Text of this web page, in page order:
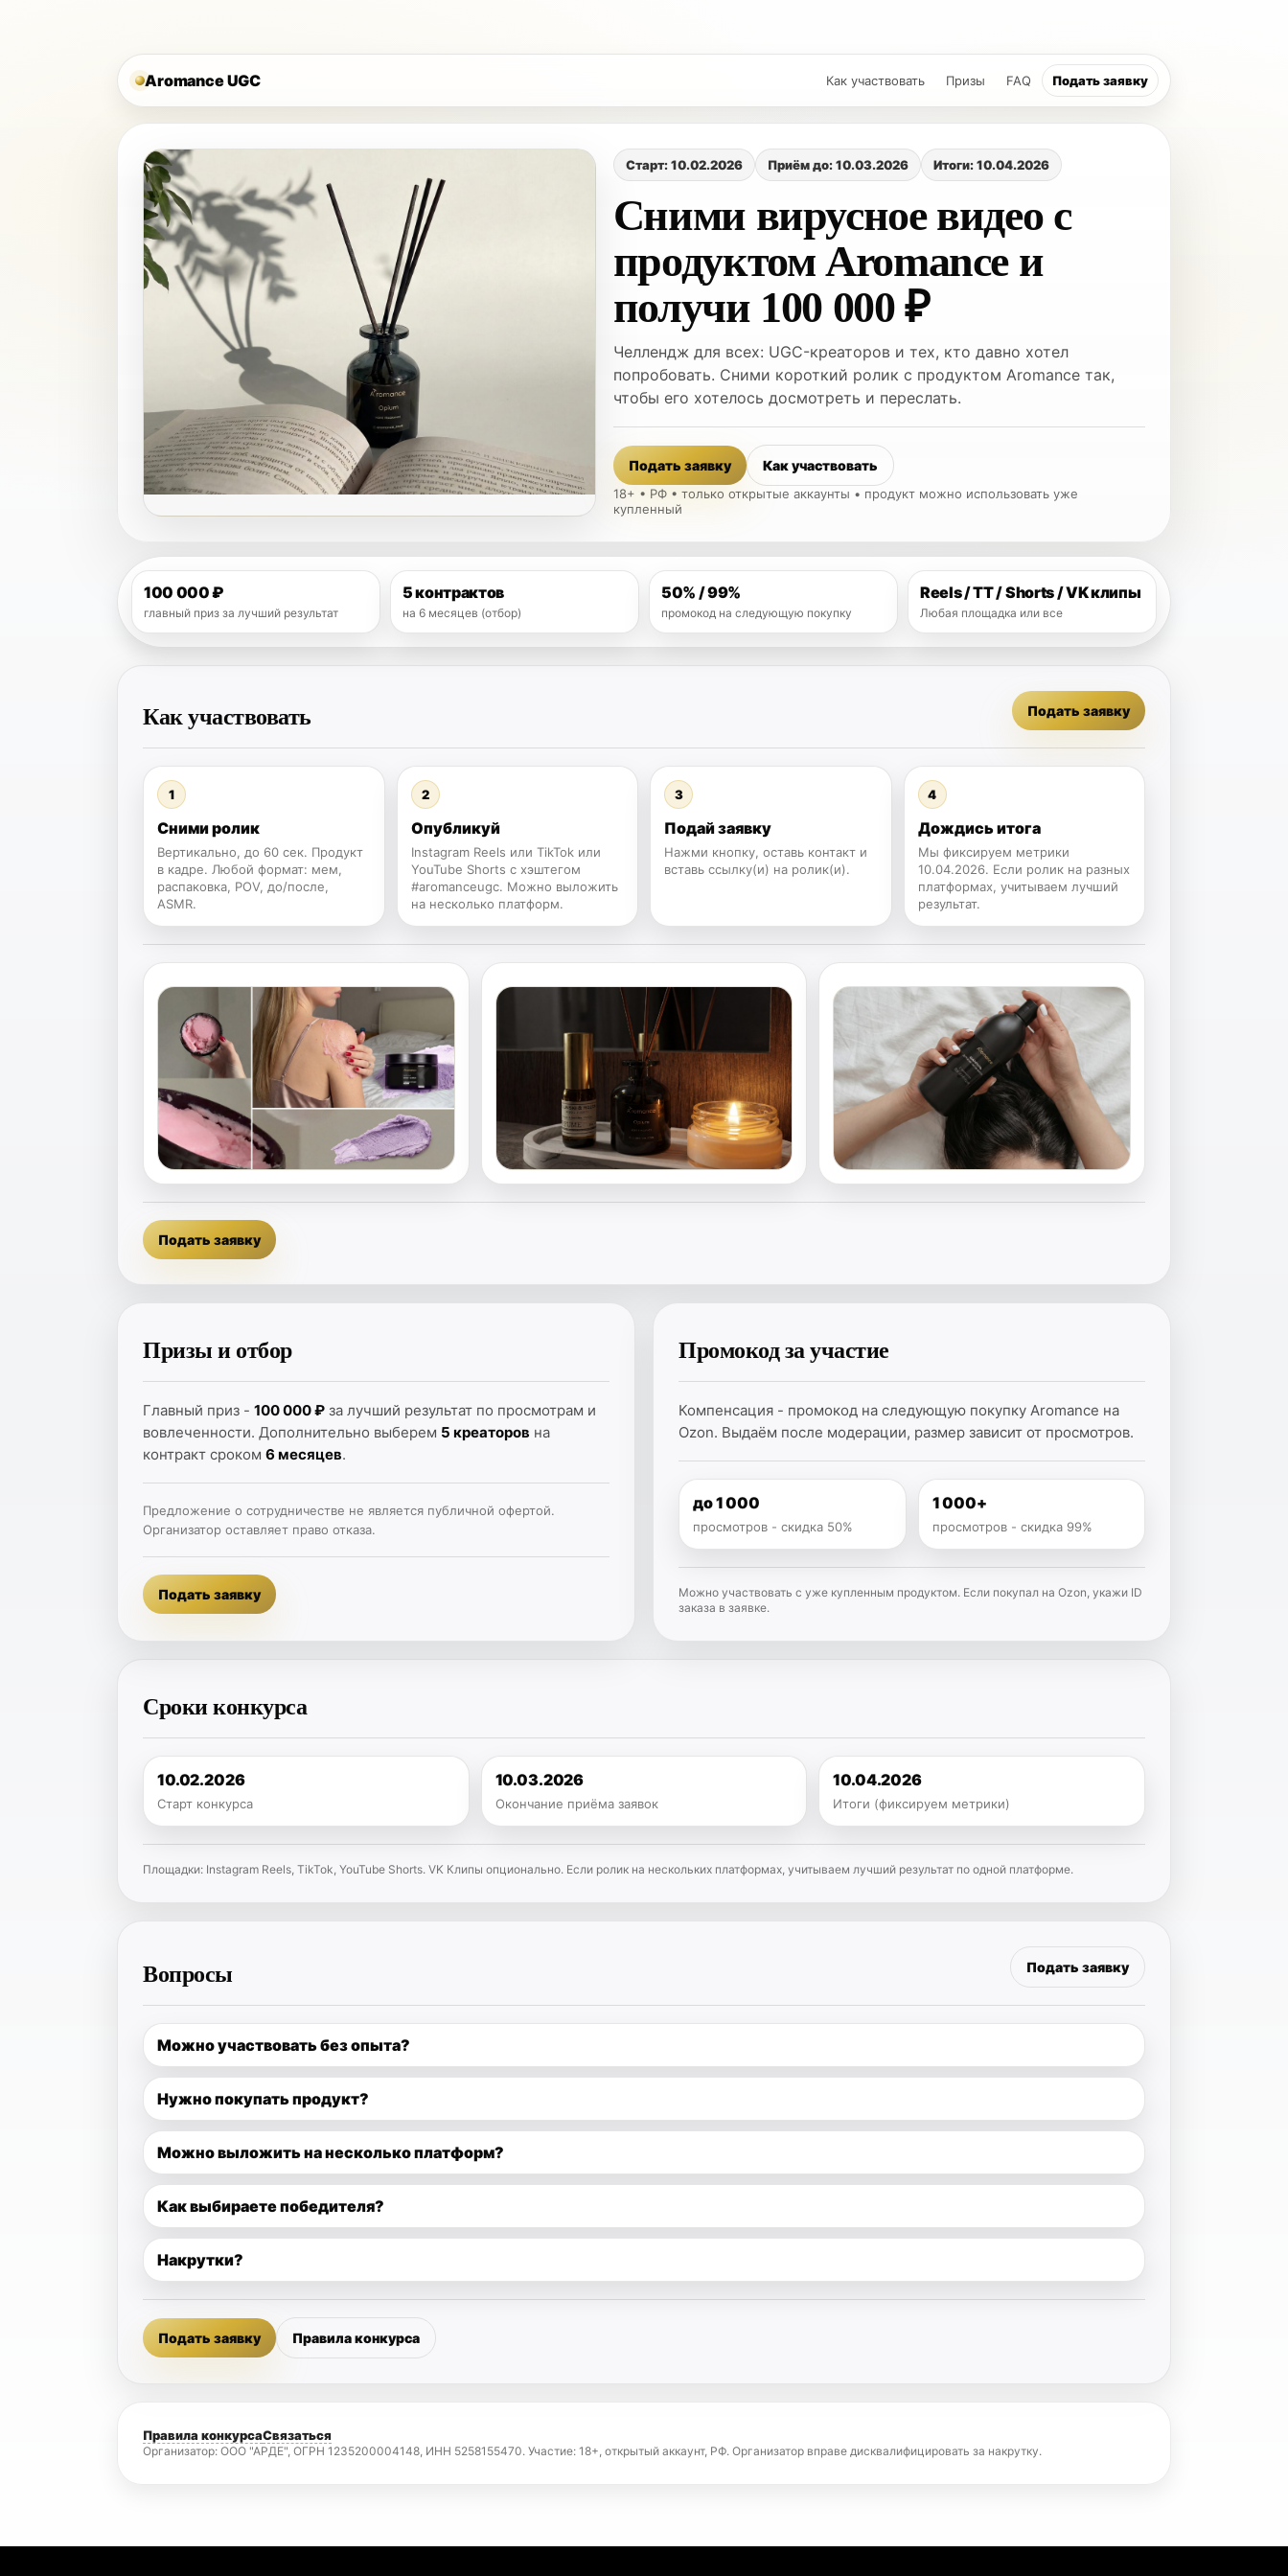
Aromance UGC Как участвовать Призы FAQ Подать заявку
Старт: 10.02.2026 Приём до: 10.03.2026 Итоги: 10.04.2026
Сними вирусное видео с
продуктом Aromance и
получи 100 000 ₽
Челлендж для всех: UGC-креаторов и тех, кто давно хотел
попробовать. Сними короткий ролик с продуктом Aromance так,
чтобы его хотелось досмотреть и переслать.
Подать заявку Как участвовать
18+ • РФ • только открытые аккаунты • продукт можно использовать уже
купленный
100 000 ₽
главный приз за лучший результат
5 контрактов
на 6 месяцев (отбор)
50% / 99%
промокод на следующую покупку
Reels / TT / Shorts / VK клипы
Любая площадка или все
Как участвовать Подать заявку
1
Сними ролик
Вертикально, до 60 сек. Продукт
в кадре. Любой формат: мем,
распаковка, POV, до/после,
ASMR.
2
Опубликуй
Instagram Reels или TikTok или
YouTube Shorts с хэштегом
#aromanceugc. Можно выложить
на несколько платформ.
3
Подай заявку
Нажми кнопку, оставь контакт и
вставь ссылку(и) на ролик(и).
4
Дождись итога
Мы фиксируем метрики
10.04.2026. Если ролик на разных
платформах, учитываем лучший
результат.
Подать заявку
Призы и отбор
Главный приз - 100 000 ₽ за лучший результат по просмотрам и
вовлеченности. Дополнительно выберем 5 креаторов на
контракт сроком 6 месяцев.
Предложение о сотрудничестве не является публичной офертой.
Организатор оставляет право отказа.
Подать заявку
Промокод за участие
Компенсация - промокод на следующую покупку Aromance на
Ozon. Выдаём после модерации, размер зависит от просмотров.
до 1 000
просмотров - скидка 50%
1 000+
просмотров - скидка 99%
Можно участвовать с уже купленным продуктом. Если покупал на Ozon, укажи ID
заказа в заявке.
Сроки конкурса
10.02.2026
Старт конкурса
10.03.2026
Окончание приёма заявок
10.04.2026
Итоги (фиксируем метрики)
Площадки: Instagram Reels, TikTok, YouTube Shorts. VK Клипы опционально. Если ролик на нескольких платформах, учитываем лучший результат по одной платформе.
Вопросы Подать заявку
Можно участвовать без опыта?
Нужно покупать продукт?
Можно выложить на несколько платформ?
Как выбираете победителя?
Накрутки?
Подать заявку Правила конкурса
Правила конкурсаСвязаться
Организатор: ООО "АРДЕ", ОГРН 1235200004148, ИНН 5258155470. Участие: 18+, открытый аккаунт, РФ. Организатор вправе дисквалифицировать за накрутку.